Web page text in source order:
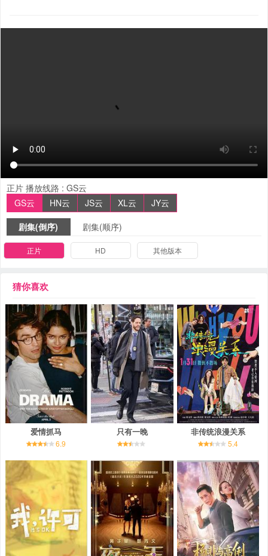
正片 播放线路 : GS云
GS云
HN云 JS云 XL云
JY云
剧集(倒序)
剧集(顺序)
正片 HD 其他版本
猜你喜欢
爱情抓马
6.9
只有一晚 非传统浪漫关系
5.4